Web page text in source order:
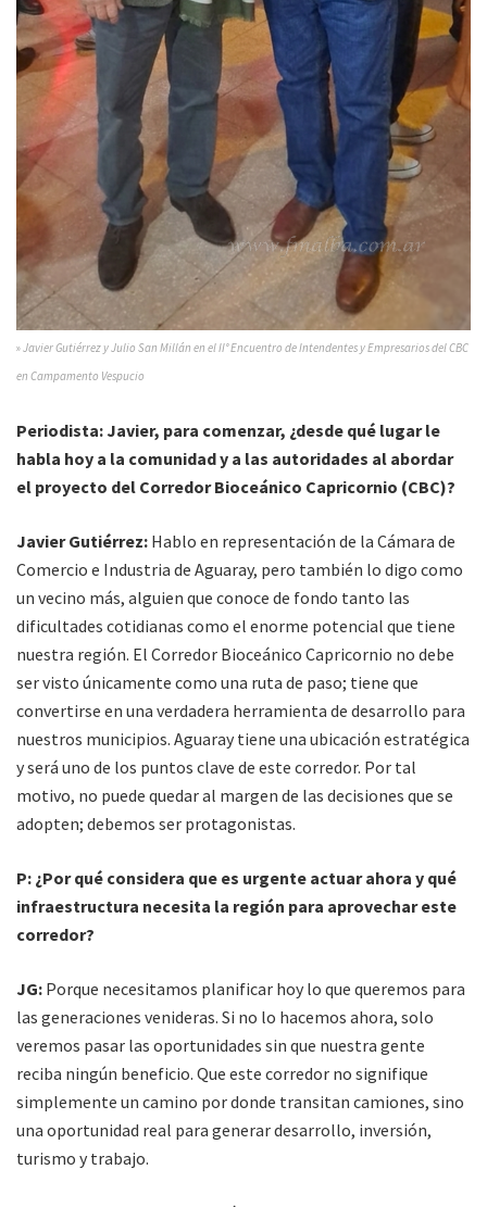
»Javier Gutiérrez y Julio San Millán en el II° Encuentro de Intendentes y Empresarios del CBC
en Campamento Vespucio
Periodista: Javier, para comenzar, ¿desde qué lugar le
habla hoy a la comunidad y a las autoridades al abordar
el proyecto del Corredor Bioceánico Capricornio (CBC)?
Javier Gutiérrez: Hablo en representación de la Cámara de
Comercio e Industria de Aguaray, pero también lo digo como
un vecino más, alguien que conoce de fondo tanto las
dificultades cotidianas como el enorme potencial que tiene
nuestra región. El Corredor Bioceánico Capricornio no debe
ser visto únicamente como una ruta de paso; tiene que
convertirse en una verdadera herramienta de desarrollo para
nuestros municipios. Aguaray tiene una ubicación estratégica
y será uno de los puntos clave de este corredor. Por tal
motivo, no puede quedar al margen de las decisiones que se
adopten; debemos ser protagonistas.
P: ¿Por qué considera que es urgente actuar ahora y qué
infraestructura necesita la región para aprovechar este
corredor?
JG: Porque necesitamos planificar hoy lo que queremos para
las generaciones venideras. Si no lo hacemos ahora, solo
veremos pasar las oportunidades sin que nuestra gente
reciba ningún beneficio. Que este corredor no signifique
simplemente un camino por donde transitan camiones, sino
una oportunidad real para generar desarrollo, inversión,
turismo y trabajo.